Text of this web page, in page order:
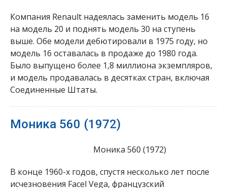
Компания Renault надеялась заменить модель 16
на модель 20 и поднять модель 30 на ступень
выше. Обе модели дебютировали в 1975 году, но
модель 16 оставалась в продаже до 1980 года.
Было выпущено более 1,8 миллиона экземпляров,
и модель продавалась в десятках стран, включая
Соединенные Штаты.
Моника 560 (1972)
Моника 560 (1972)
В конце 1960-х годов, спустя несколько лет после
исчезновения Facel Vega, французский